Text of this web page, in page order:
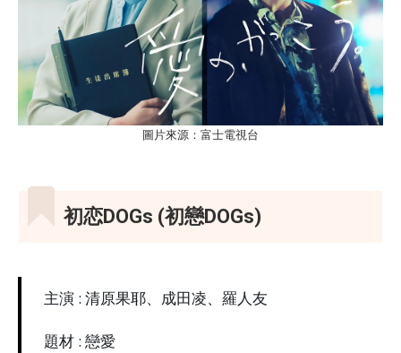
圖片來源：富士電視台
初恋DOGs (初戀DOGs)
主演 : 清原果耶、成田凌、羅人友
題材 : 戀愛